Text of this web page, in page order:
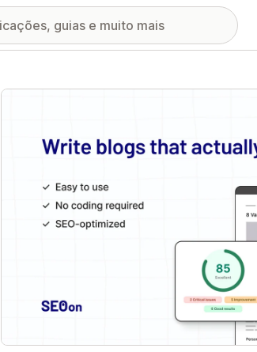
Galeria de imagens em destaque